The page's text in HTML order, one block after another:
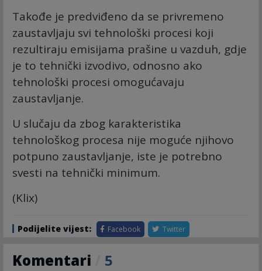
Takođe je predviđeno da se privremeno
zaustavljaju svi tehnološki procesi koji
rezultiraju emisijama prašine u vazduh, gdje
je to tehnički izvodivo, odnosno ako
tehnološki procesi omogućavaju
zaustavljanje.
U slučaju da zbog karakteristika
tehnološkog procesa nije moguće njihovo
potpuno zaustavljanje, iste je potrebno
svesti na tehnički minimum.
(Klix)
Podijelite vijest: Facebook Twitter
Komentari 5